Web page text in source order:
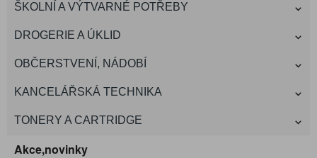
ŠKOLNÍ A VÝTVARNÉ POTŘEBY
DROGERIE A ÚKLID
OBČERSTVENÍ, NÁDOBÍ
KANCELÁŘSKÁ TECHNIKA
TONERY A CARTRIDGE
Akce,novinky